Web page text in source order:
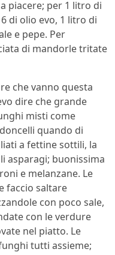
piacere; per 1 litro di
di olio evo, 1 litro di
e pepe. Per
di mandorle tritate
che vanno questa
dire che grande
misti come
quando di
a fettine sottili, la
asparagi; buonissima
e melanzane. Le
faccio saltare
con poco sale,
con le verdure
nel piatto. Le
tutti assieme;